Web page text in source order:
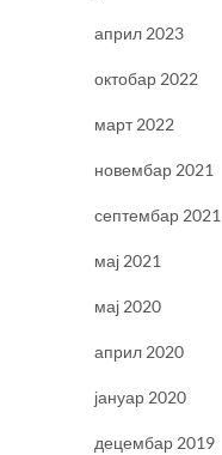
април 2023
октобар 2022
март 2022
новембар 2021
септембар 2021
мај 2021
мај 2020
април 2020
јануар 2020
децембар 2019